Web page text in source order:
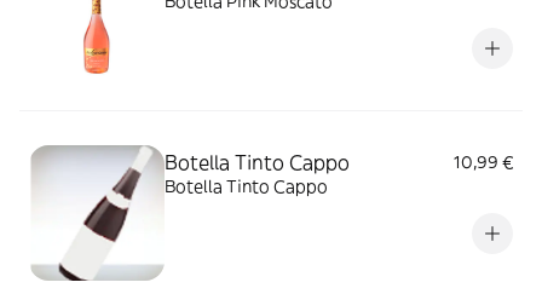
Botella Tinto Cappo
10,99 €
Botella Tinto Cappo